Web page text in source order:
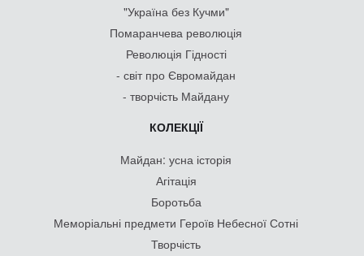
"Україна без Кучми"
Помаранчева революція
Революція Гідності
- світ про Євромайдан
- творчість Майдану
КОЛЕКЦІЇ
Майдан: усна історія
Агітація
Боротьба
Меморіальні предмети Героїв Небесної Сотні
Творчість